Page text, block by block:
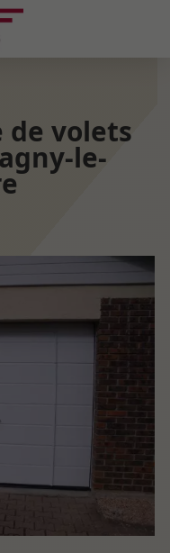
de volets
le-